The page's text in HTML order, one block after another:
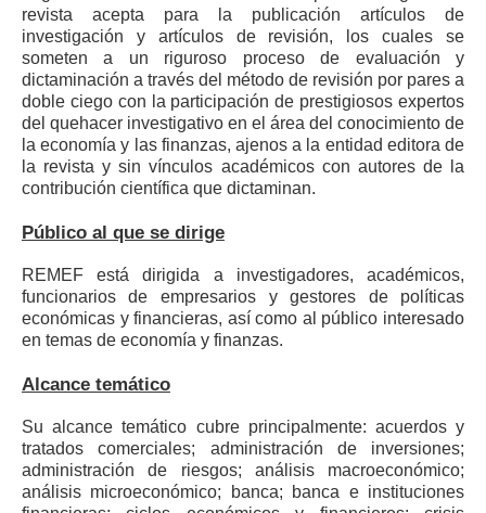
revista acepta para la publicación artículos de
investigación y artículos de revisión, los cuales se
someten a un riguroso proceso de evaluación y
dictaminación a través del método de revisión por pares a
doble ciego con la participación de prestigiosos expertos
del quehacer investigativo en el área del conocimiento de
la economía y las finanzas, ajenos a la entidad editora de
la revista y sin vínculos académicos con autores de la
contribución científica que dictaminan.
Público al que se dirige
REMEF está dirigida a investigadores, académicos,
funcionarios de empresarios y gestores de políticas
económicas y financieras, así como al público interesado
en temas de economía y finanzas.
Alcance temático
Su alcance temático cubre principalmente: acuerdos y
tratados comerciales; administración de inversiones;
administración de riesgos; análisis macroeconómico;
análisis microeconómico; banca; banca e instituciones